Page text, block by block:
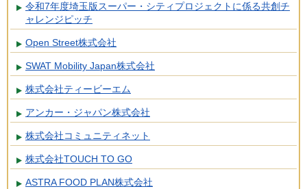
令和7年度埼玉版スーパー・シティプロジェクトに係る共創チ
ャレンジピッチ
Open Street株式会社
SWAT Mobility Japan株式会社
株式会社ティービーエム
アンカー・ジャパン株式会社
株式会社コミュニティネット
株式会社TOUCH TO GO
ASTRA FOOD PLAN株式会社